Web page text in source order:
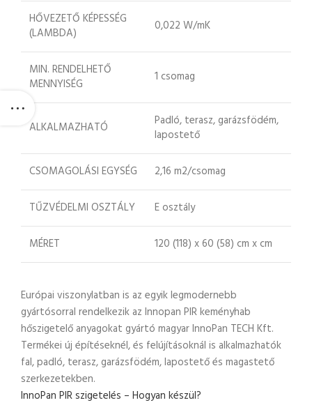
HŐVEZETŐ KÉPESSÉG
(LAMBDA)
0,022 W/mK
MIN. RENDELHETŐ
MENNYISÉG
1 csomag
ALKALMAZHATÓ
Padló, terasz, garázsfödém,
lapostető
CSOMAGOLÁSI EGYSÉG 2,16 m2/csomag
TŰZVÉDELMI OSZTÁLY E osztály
MÉRET 120 (118) x 60 (58) cm x cm
Európai viszonylatban is az egyik legmodernebb
gyártósorral rendelkezik az Innopan PIR keményhab
hőszigetelő anyagokat gyártó magyar InnoPan TECH Kft.
Termékei új építéseknél, és felújításoknál is alkalmazhatók
fal, padló, terasz, garázsfödém, lapostető és magastető
szerkezetekben.
InnoPan PIR szigetelés – Hogyan készül?